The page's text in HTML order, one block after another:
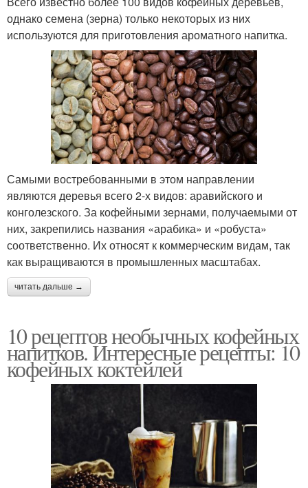
однако семена (зерна) только некоторых из них
используются для приготовления ароматного напитка.
Самыми востребованными в этом направлении
являются деревья всего 2-х видов: аравийского и
конголезского. За кофейными зернами, получаемыми от
них, закрепились названия «арабика» и «робуста»
соответственно. Их относят к коммерческим видам, так
как выращиваются в промышленных масштабах.
читать дальше →
10 рецептов необычных кофейных
напитков. Интересные рецепты: 10
кофейных коктейлей